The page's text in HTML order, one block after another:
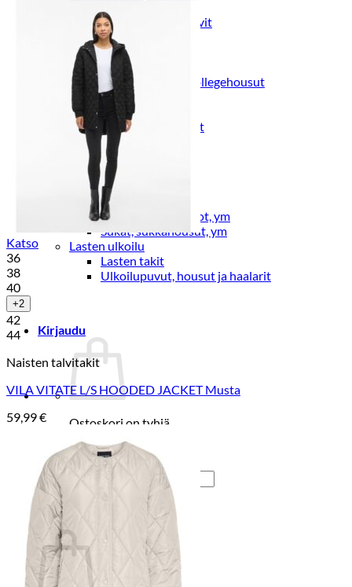
Lasten puvut,bleiserit,liivit
Liivit
Lasten housut
Lasten housut
Lasten trikoo-ja collegehousut
Lasten farkut
Lasten shortsit
Lasten juhlahousut
Yöasut ja kylpytakit
Lasten yöpaidat
Lasten pyjamat
Kylpytakit
Lasten asusteet
Vyöt, käsineet,pipot, ym
Sukat, sukkahousut, ym
Lasten ulkoilu
Lasten takit
Ulkoilupuvut, housut ja haalarit
Kirjaudu
Ostoskori on tyhjä.
Takaisin kauppaan
Etsi:
Ostoskori
Katso
36
38
40
+2
42
44
Naisten talvitakit
VILA VITATE L/S HOODED JACKET Musta
59,99€